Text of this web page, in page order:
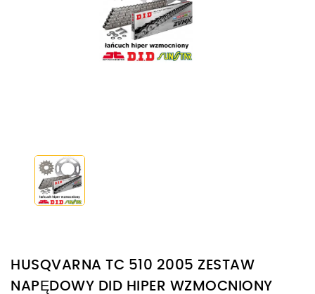
HUSQVARNA TC 510 2005 ZESTAW
NAPĘDOWY DID HIPER WZMOCNIONY